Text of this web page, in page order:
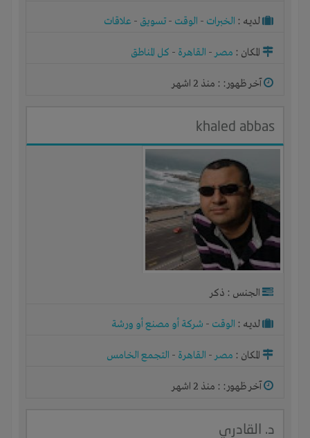
لديـه : الخبرات - الوقت - تسويق - علاقات
المكان : مصر- القاهرة - كل المناطق
آخر ظهور: : منذ 2 اشهر
khaled abbas
الجنس : ذكر
لديـه : الوقت - شركة أو مصنع أو ورشة
المكان : مصر- القاهرة - التجمع الخامس
آخر ظهور: : منذ 2 اشهر
د. القادري